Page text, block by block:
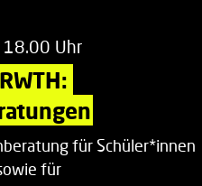
18.00 Uhr
für Schüler*innen
für